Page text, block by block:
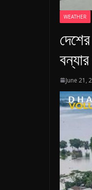
WEATHER
June 21,